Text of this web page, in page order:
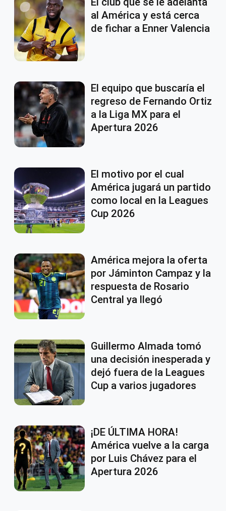
al América y está cerca
de fichar a Enner Valencia
El equipo que buscaría el
regreso de Fernando Ortiz
a la Liga MX para el
Apertura 2026
El motivo por el cual
América jugará un partido
como local en la Leagues
Cup 2026
América mejora la oferta
por Jáminton Campaz y la
respuesta de Rosario
Central ya llegó
Guillermo Almada tomó
una decisión inesperada y
dejó fuera de la Leagues
Cup a varios jugadores
¡DE ÚLTIMA HORA!
América vuelve a la carga
por Luis Chávez para el
Apertura 2026